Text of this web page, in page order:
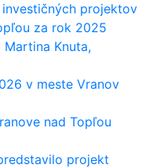
projektov
za rok 2025
Martina Knuta,
v meste Vranov
nad Topľou
projekt